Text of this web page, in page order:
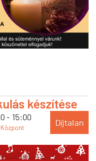
készítése
- 15:00 Díjtalan